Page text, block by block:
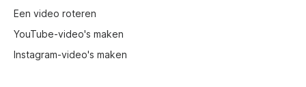
Een video roteren
YouTube-video's maken
Instagram-video's maken